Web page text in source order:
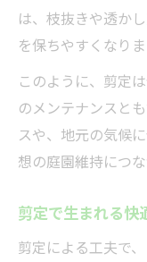
は、枝抜きや透か
を保ちやすくなりま
このように、剪定
のメンテナンスと
スや、地元の気候
想の庭園維持につな
剪定で生まれる快
剪定による工夫で